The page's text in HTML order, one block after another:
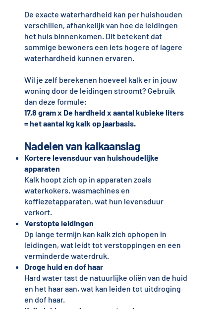
De exacte waterhardheid kan per huishouden
verschillen, afhankelijk van hoe de leidingen
het huis binnenkomen. Dit betekent dat
sommige bewoners een iets hogere of lagere
waterhardheid kunnen ervaren.
Wil je zelf berekenen hoeveel kalk er in jouw
woning door de leidingen stroomt? Gebruik
dan deze formule:
17,8 gram x De hardheid x aantal kubieke liters
= het aantal kg kalk op jaarbasis.
Nadelen van kalkaanslag
Kortere levensduur van huishoudelijke
apparaten
Kalk hoopt zich op in apparaten zoals
waterkokers, wasmachines en
koffiezetapparaten, wat hun levensduur
verkort.
Verstopte leidingen
Op lange termijn kan kalk zich ophopen in
leidingen, wat leidt tot verstoppingen en een
verminderde waterdruk.
Droge huid en dof haar
Hard water tast de natuurlijke oliën van de huid
en het haar aan, wat kan leiden tot uitdroging
en dof haar.